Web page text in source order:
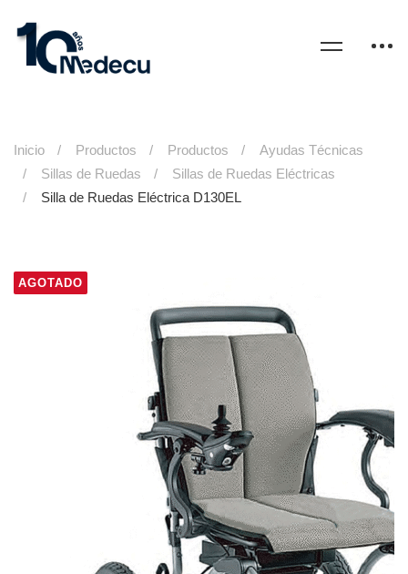
Inicio Productos Productos
Ayudas Técnicas
Sillas de Ruedas
Sillas de Ruedas Eléctricas
Silla de Ruedas Eléctrica D130EL
AGOTADO